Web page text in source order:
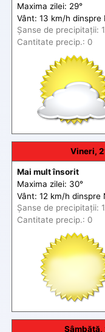
Maxima zilei: 29°
Vânt: 13 km/h dinspre
Șanse de precipitații:
Cantitate precip.: 0
Vineri,
Mai mult însorit
Maxima zilei: 30°
Vânt: 12 km/h dinspre
Șanse de precipitații:
Cantitate precip.: 0